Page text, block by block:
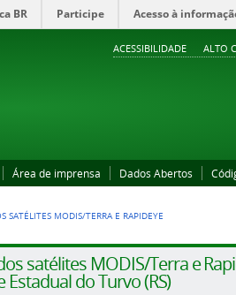
ACESSIBILIDADE ALTO
BR Participe Acesso à
Área de imprensa Dados Abertos
SATÉLITES MODIS/TERRA E RAPIDEYE
satélites MODIS/Terra e
do Turvo (RS)